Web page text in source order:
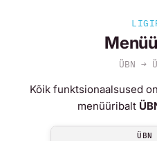
ÜBN →
Kõik funktsionaalsused
menüüribalt